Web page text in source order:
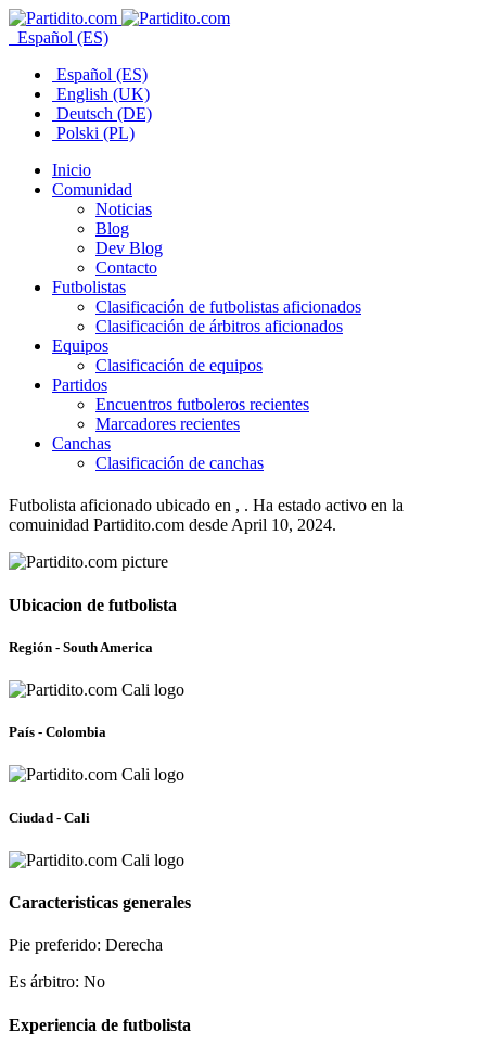
Español (ES)
Español (ES)
English (UK)
Deutsch (DE)
Polski (PL)
Inicio
Comunidad
Noticias
Blog
Dev Blog
Contacto
Futbolistas
Clasificación de futbolistas aficionados
Clasificación de árbitros aficionados
Equipos
Clasificación de equipos
Partidos
Encuentros futboleros recientes
Marcadores recientes
Canchas
Clasificación de canchas
Futbolista aficionado ubicado en , . Ha estado activo en la
comuinidad Partidito.com desde April 10, 2024.
Ubicacion de futbolista
Región - South America
País - Colombia
Ciudad - Cali
Caracteristicas generales
Pie preferido: Derecha
Es árbitro: No
Experiencia de futbolista